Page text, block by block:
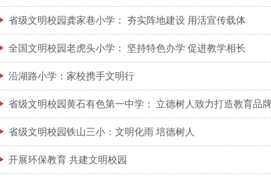
省级文明校园龚家巷小学： 夯实阵地建设 用活宣传载体
全国文明校园老虎头小学： 坚持特色办学 促进教学相长
沿湖路小学：家校携手文明行
省级文明校园黄石有色第一中学： 立德树人致力打造教育品
省级文明校园铁山三小：文明化雨 培德树人
开展环保教育 共建文明校园